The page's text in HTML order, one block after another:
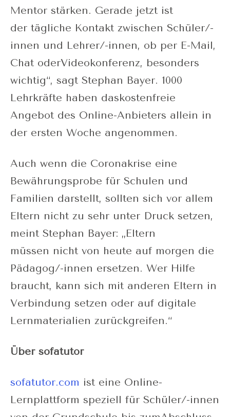
Mentor stärken. Gerade jetzt ist
der tägliche Kontakt zwischen Schüler/-
innen und Lehrer/-innen, ob per E-Mail,
Chat oderVideokonferenz, besonders
wichtig“, sagt Stephan Bayer. 1000
Lehrkräfte haben daskostenfreie
Angebot des Online-Anbieters allein in
der ersten Woche angenommen.
Auch wenn die Coronakrise eine
Bewährungsprobe für Schulen und
Familien darstellt, sollten sich vor allem
Eltern nicht zu sehr unter Druck setzen,
meint Stephan Bayer: „Eltern
müssen nicht von heute auf morgen die
Pädagog/-innen ersetzen. Wer Hilfe
braucht, kann sich mit anderen Eltern in
Verbindung setzen oder auf digitale
Lernmaterialien zurückgreifen.“
Über sofatutor
sofatutor.com ist eine Online-
Lernplattform speziell für Schüler/-innen